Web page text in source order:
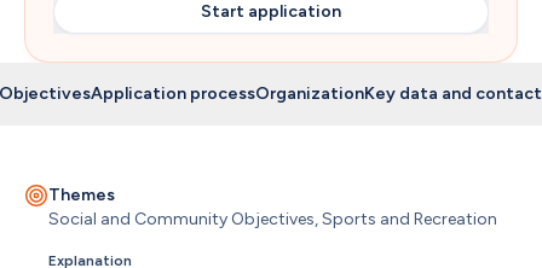
Start application
ObjectivesApplication processOrganizationKey data and contact
Themes
Social and Community Objectives, Sports and Recreation
Explanation